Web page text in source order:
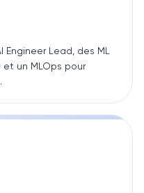
Lead, des ML
et un MLOps pour